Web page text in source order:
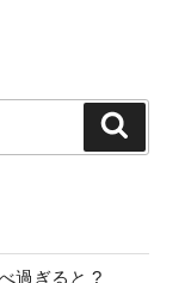
過ぎると ?